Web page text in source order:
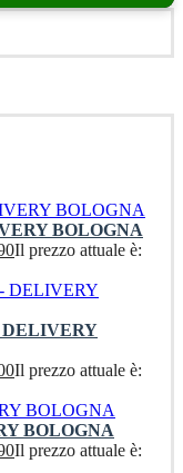
BOLOGNA
Il prezzo attuale è:
DELIVERY
Il prezzo attuale è:
BOLOGNA
Il prezzo attuale è: